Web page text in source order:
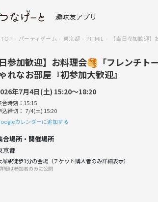
趣味友アプリ
パーティゲーム 東京都 PITMIL 【当日参加歓迎
日参加歓迎】お料理会🥞「フレンチ
れなお部屋『初参加大歓迎』
年7月4日(土) 15:20〜18:20
合時刻：15:15
込締切： 7/4(土) 15:20
カレンダーに追加する
合場所・開催場所
京都
塚駅徒歩1分の会場（チケット購入者のみ詳細表示）
細は参加者のみに公開